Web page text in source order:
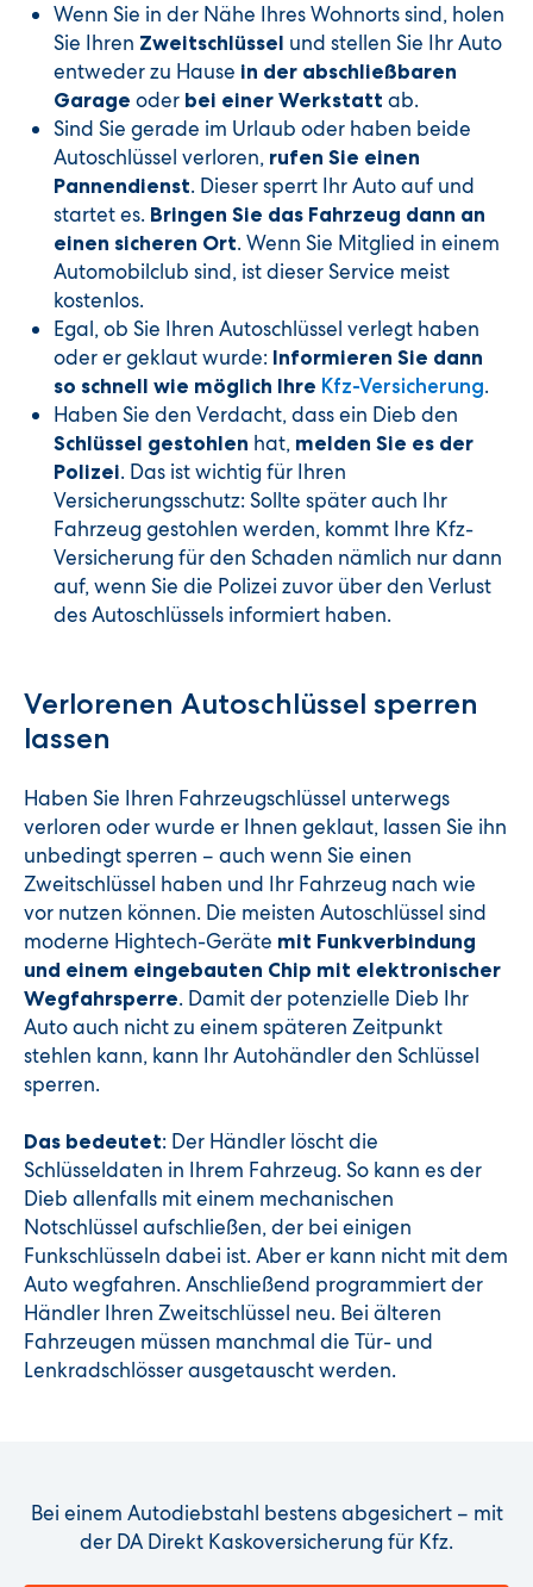
Wenn Sie in der Nähe Ihres Wohnorts sind, holen
Sie Ihren Zweitschlüssel und stellen Sie Ihr Auto
entweder zu Hause in der abschließbaren
Garage oder bei einer Werkstatt ab.
Sind Sie gerade im Urlaub oder haben beide
Autoschlüssel verloren, rufen Sie einen
Pannendienst. Dieser sperrt Ihr Auto auf und
startet es. Bringen Sie das Fahrzeug dann an
einen sicheren Ort. Wenn Sie Mitglied in einem
Automobilclub sind, ist dieser Service meist
kostenlos.
Egal, ob Sie Ihren Autoschlüssel verlegt haben
oder er geklaut wurde: Informieren Sie dann
so schnell wie möglich Ihre Kfz-Versicherung.
Haben Sie den Verdacht, dass ein Dieb den
Schlüssel gestohlen hat, melden Sie es der
Polizei. Das ist wichtig für Ihren
Versicherungsschutz: Sollte später auch Ihr
Fahrzeug gestohlen werden, kommt Ihre Kfz-
Versicherung für den Schaden nämlich nur dann
auf, wenn Sie die Polizei zuvor über den Verlust
des Autoschlüssels informiert haben.
Verlorenen Autoschlüssel sperren
lassen
Haben Sie Ihren Fahrzeugschlüssel unterwegs
verloren oder wurde er Ihnen geklaut, lassen Sie ihn
unbedingt sperren – auch wenn Sie einen
Zweitschlüssel haben und Ihr Fahrzeug nach wie
vor nutzen können. Die meisten Autoschlüssel sind
moderne Hightech-Geräte mit Funkverbindung
und einem eingebauten Chip mit elektronischer
Wegfahrsperre. Damit der potenzielle Dieb Ihr
Auto auch nicht zu einem späteren Zeitpunkt
stehlen kann, kann Ihr Autohändler den Schlüssel
sperren.
Das bedeutet: Der Händler löscht die
Schlüsseldaten in Ihrem Fahrzeug. So kann es der
Dieb allenfalls mit einem mechanischen
Notschlüssel aufschließen, der bei einigen
Funkschlüsseln dabei ist. Aber er kann nicht mit dem
Auto wegfahren. Anschließend programmiert der
Händler Ihren Zweitschlüssel neu. Bei älteren
Fahrzeugen müssen manchmal die Tür- und
Lenkradschlösser ausgetauscht werden.
Bei einem Autodiebstahl bestens abgesichert – mit
der DA Direkt Kaskoversicherung für Kfz.